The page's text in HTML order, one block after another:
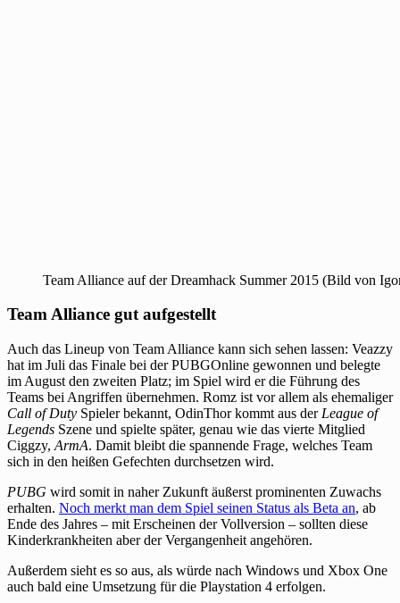
Team Alliance auf der Dreamhack Summer 2015 (Bild von
Team Alliance gut aufgestellt
Auch das Lineup von Team Alliance kann sich sehen lassen: Veazzy
hat im Juli das Finale bei der PUBGOnline gewonnen und belegte
im August den zweiten Platz; im Spiel wird er die Führung des
Teams bei Angriffen übernehmen. Romz ist vor allem als ehemaliger
Call of Duty Spieler bekannt, OdinThor kommt aus der League of
Legends Szene und spielte später, genau wie das vierte Mitglied
Ciggzy, ArmA. Damit bleibt die spannende Frage, welches Team
sich in den heißen Gefechten durchsetzen wird.
PUBG wird somit in naher Zukunft äußerst prominenten Zuwachs
erhalten. Noch merkt man dem Spiel seinen Status als Beta an, ab
Ende des Jahres – mit Erscheinen der Vollversion – sollten diese
Kinderkrankheiten aber der Vergangenheit angehören.
Außerdem sieht es so aus, als würde nach Windows und Xbox One
auch bald eine Umsetzung für die Playstation 4 erfolgen.